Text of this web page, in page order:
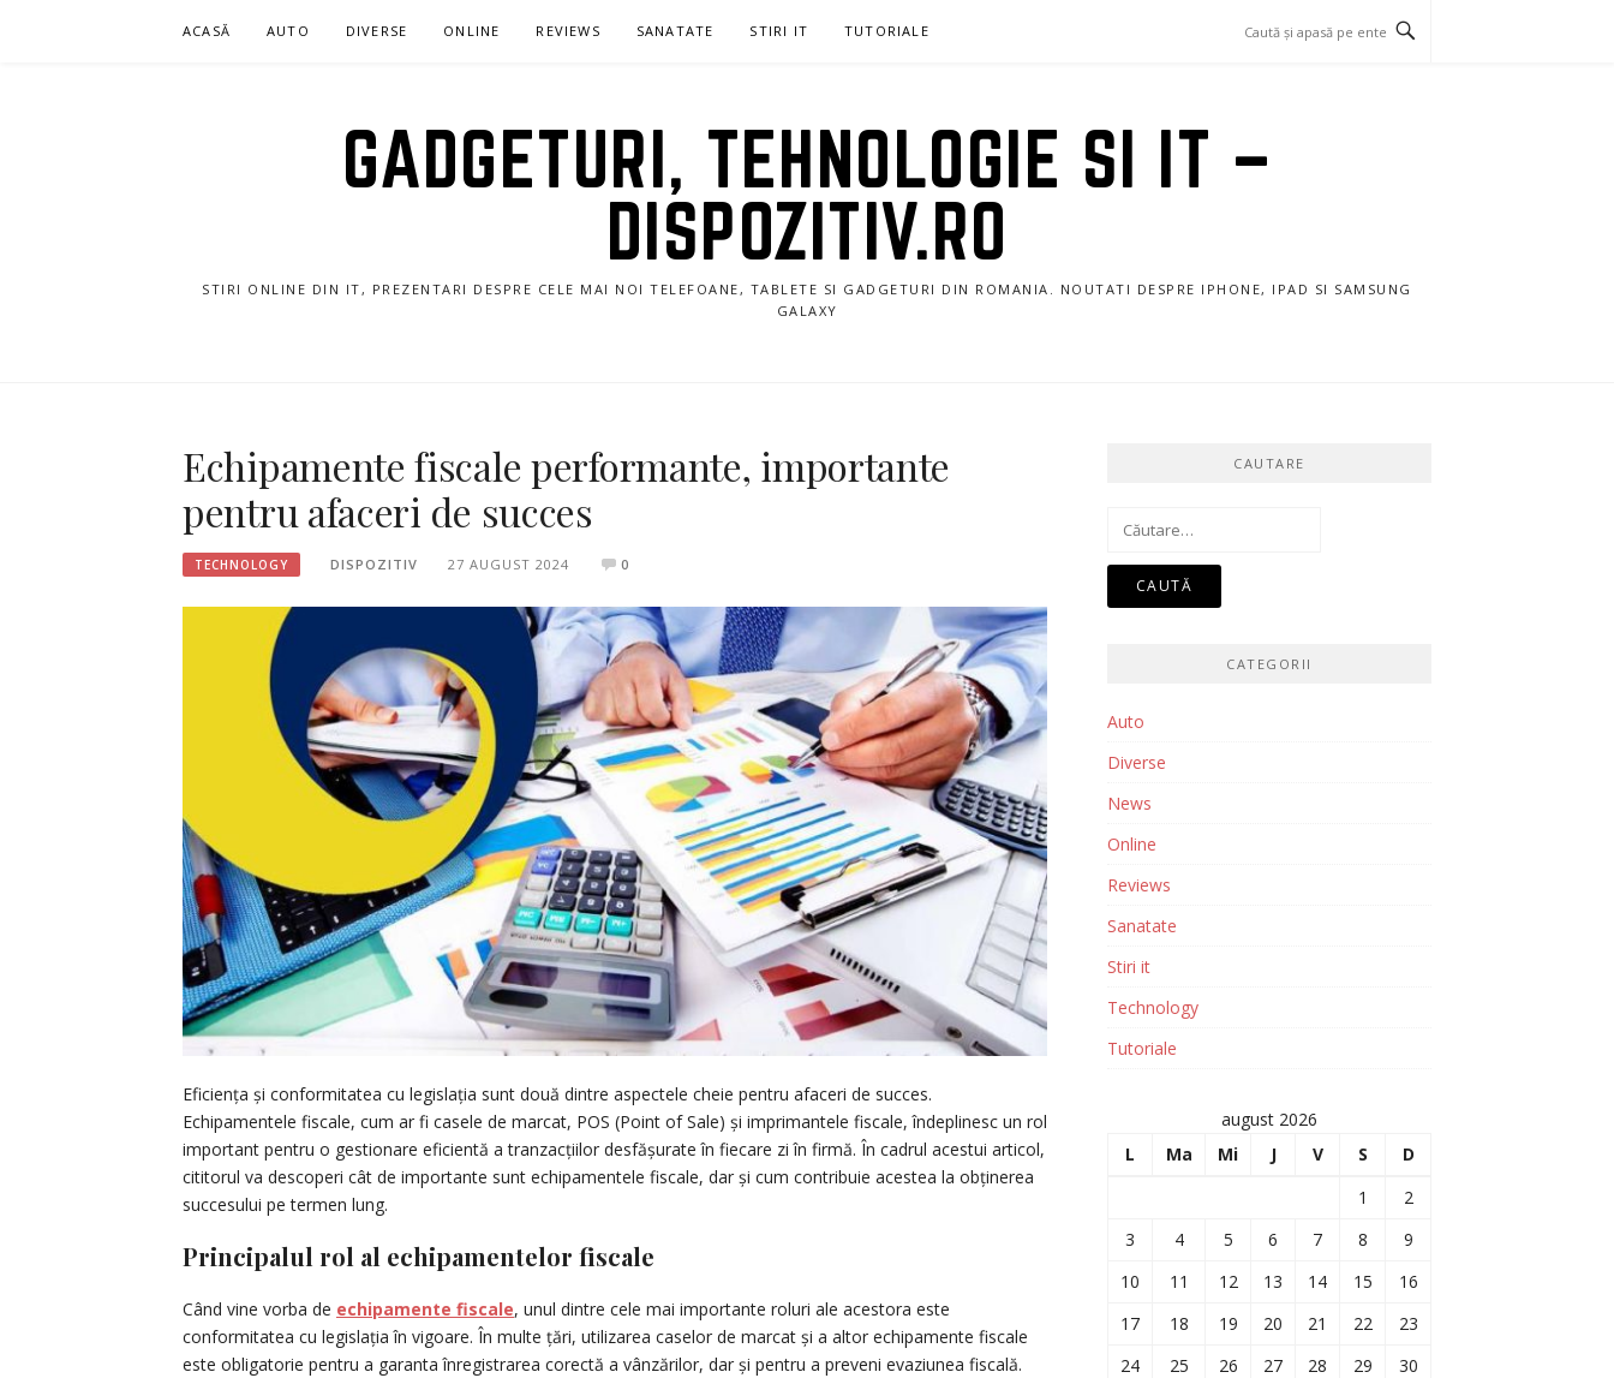
ACASĂ AUTO DIVERSE ONLINE REVIEWS SANATATE STIRI IT TUTORIALE
GADGETURI, TEHNOLOGIE SI IT –
DISPOZITIV.RO
STIRI ONLINE DIN IT, PREZENTARI DESPRE CELE MAI NOI TELEFOANE, TABLETE SI GADGETURI DIN ROMANIA. NOUTATI DESPRE IPHONE, IPAD SI SAMSUNG
GALAXY
Echipamente fiscale performante, importante
pentru afaceri de succes
TECHNOLOGY DISPOZITIV 27 AUGUST 2024 0
Eficiența și conformitatea cu legislația sunt două dintre aspectele cheie pentru afaceri de succes.
Echipamentele fiscale, cum ar fi casele de marcat, POS (Point of Sale) și imprimantele fiscale, îndeplinesc un rol
important pentru o gestionare eficientă a tranzacțiilor desfășurate în fiecare zi în firmă. În cadrul acestui articol,
cititorul va descoperi cât de importante sunt echipamentele fiscale, dar și cum contribuie acestea la obținerea
succesului pe termen lung.
Principalul rol al echipamentelor fiscale
Când vine vorba de echipamente fiscale, unul dintre cele mai importante roluri ale acestora este
conformitatea cu legislația în vigoare. În multe țări, utilizarea caselor de marcat și a altor echipamente fiscale
este obligatorie pentru a garanta înregistrarea corectă a vânzărilor, dar și pentru a preveni evaziunea fiscală.
CAUTARE
Caută
CATEGORII
Auto
Diverse
News
Online
Reviews
Sanatate
Stiri it
Technology
Tutoriale
august 2026
L
Ma Mi J V S
D
1
2
3
4 5 6 7 8
9
10
11 12 13 14 15
16
17
18 19 20 21 22
23
24
25 26 27 28 29
30